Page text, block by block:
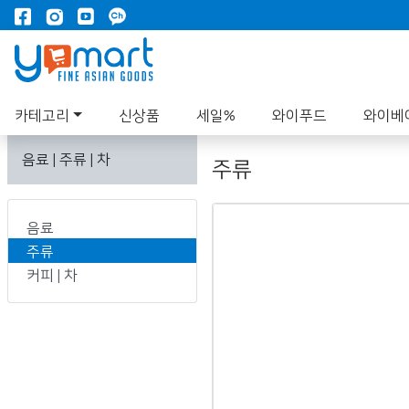
카테고리 신상품 세일% 와이푸드 와이베
음료 | 주류 | 차
음료
주류
커피 | 차
주류